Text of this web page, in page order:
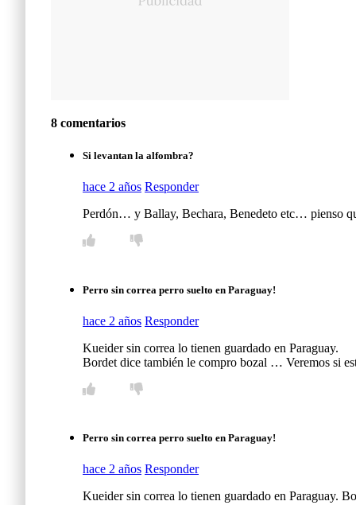
8 comentarios
Si levantan la alfombra?
hace 2 años Responder
Perdón… y Ballay, Bechara, Benedeto etc… pienso
Perro sin correa perro suelto en Paraguay!
hace 2 años Responder
Kueider sin correa lo tienen guardado en Paraguay.
Bordet dice también le compro bozal … Veremos si
Perro sin correa perro suelto en Paraguay!
hace 2 años Responder
Kueider sin correa lo tienen guardado en Paraguay.